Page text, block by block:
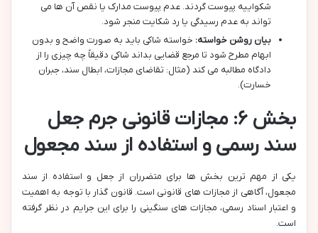
شکواییه پیوست گردند. عدم پیوست مدارک یا نقص آن ها می
تواند به عدم رسیدگی یا رد شکایت منجر شود.
بیان روشن خواسته: خواسته شاکی باید به صورت واضح و بدون
ابهام مطرح شود تا مرجع قضایی بداند شاکی دقیقاً چه چیزی را از
دادگاه مطالبه می کند (مثال: تقاضای مجازات، ابطال سند، جبران
خسارت).
بخش ۶: مجازات قانونی جرم جعل
سند رسمی و استفاده از سند مجعول
یکی از مهم ترین بخش ها برای متضرران از جعل و استفاده از سند
مجعول، آگاهی از مجازات های قانونی است. قانون گذار با توجه به اهمیت
و اعتبار اسناد رسمی، مجازات های سنگینی را برای این جرایم در نظر گرفته
است.